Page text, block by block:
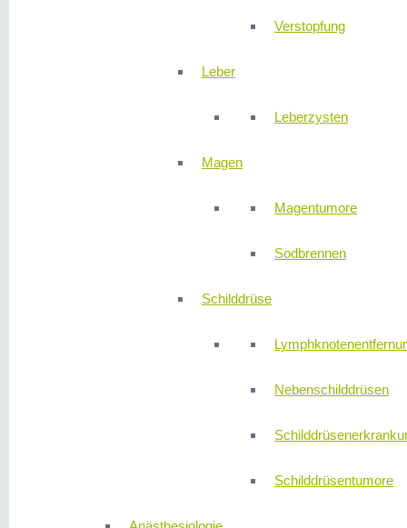
Verstopfung
Leber
Leberzysten
Magen
Magentumore
Sodbrennen
Schilddrüse
Nebenschilddrüsen
Schilddrüsentumore